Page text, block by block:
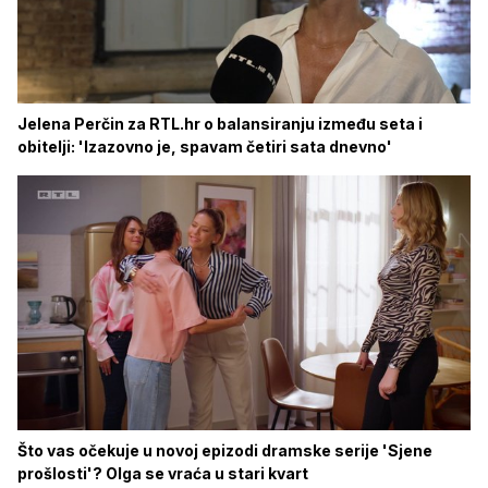
Jelena Perčin za RTL.hr o balansiranju između seta i
obitelji: 'Izazovno je, spavam četiri sata dnevno'
Što vas očekuje u novoj epizodi dramske serije 'Sjene
prošlosti'? Olga se vraća u stari kvart